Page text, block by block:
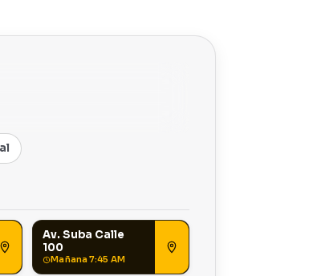
Av. Suba Calle
100
Mañana 7:45 AM